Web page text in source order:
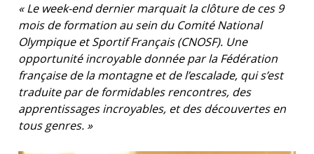
« Le week-end dernier marquait la clôture de ces 9
mois de formation au sein du Comité National
Olympique et Sportif Français (CNOSF). Une
opportunité incroyable donnée par la Fédération
française de la montagne et de l’escalade, qui s’est
traduite par de formidables rencontres, des
apprentissages incroyables, et des découvertes en
tous genres. »